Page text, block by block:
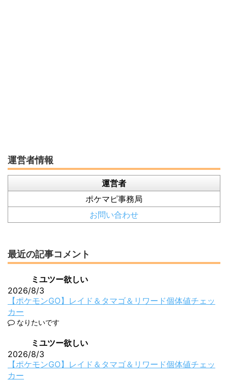
運営者情報
運営者
ポケマピ事務局
お問い合わせ
最近の記事コメント
ミユツー欲しい
2026/8/3
【ポケモンGO】レイド＆タマゴ＆リワード個体値チェッ
カー
なりたいです
ミユツー欲しい
2026/8/3
【ポケモンGO】レイド＆タマゴ＆リワード個体値チェッ
カー